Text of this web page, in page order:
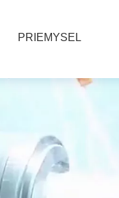
PRIEMYSEL